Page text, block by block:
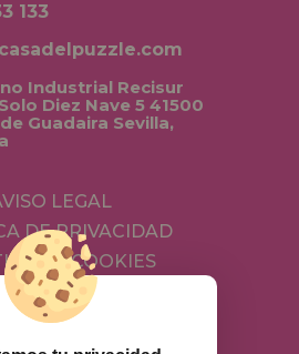
133
Industrial Recisur
Diez Nave 5 41500
Guadaira Sevilla,
LEGAL
DE PRIVACIDAD
DE COOKIES
Y DEVOLUCIONES
/ DESISTIMIENTO